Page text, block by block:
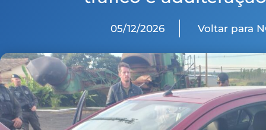
05/12/2026 Voltar para